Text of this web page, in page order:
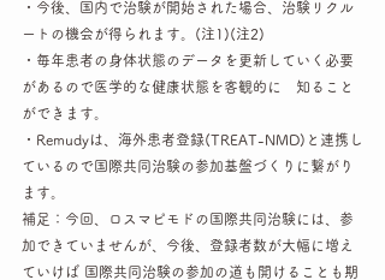
・今後、国内で治験が開始された場合、治験リクル
ートの機会が得られます。(注1)(注2)
・毎年患者の身体状態のデータを更新していく必要
があるので医学的な健康状態を客観的に　知ること
ができます。
・Remudyは、海外患者登録(TREAT-NMD)と連携し
ているので国際共同治験の参加基盤づくりに繋がり
ます。
補足：今回、ロスマピモドの国際共同治験には、参
加できていませんが、今後、登録者数が大幅に増え
ていけば 国際共同治験の参加の道も開けることも期